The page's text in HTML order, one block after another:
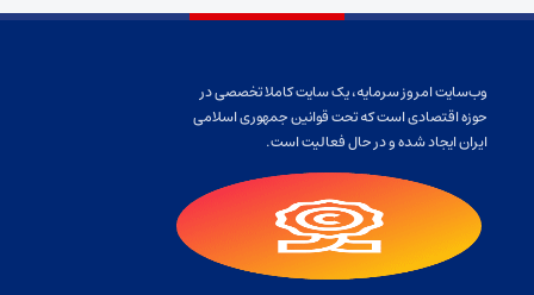
وب‌سایت امروز سرمایه، یک سایت کاملا تخصصی در
حوزه اقتصادی است که تحت قوانین جمهوری اسلامی
ایران ایجاد شده و در حال فعالیت است.